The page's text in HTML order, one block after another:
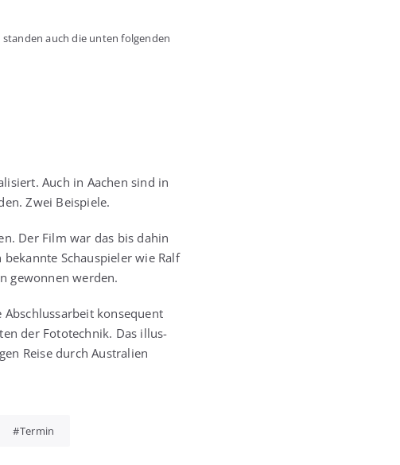
auch die unten fol­gen­den
Auch in Aachen sind in
Zwei Beispiele.
Der Film war das bis dahin
Schau­spie­ler wie Ralf
gewon­nen werden.
kon­se­quent
der Foto­tech­nik. Das illus­
Rei­se durch Aus­tra­li­en
Termin